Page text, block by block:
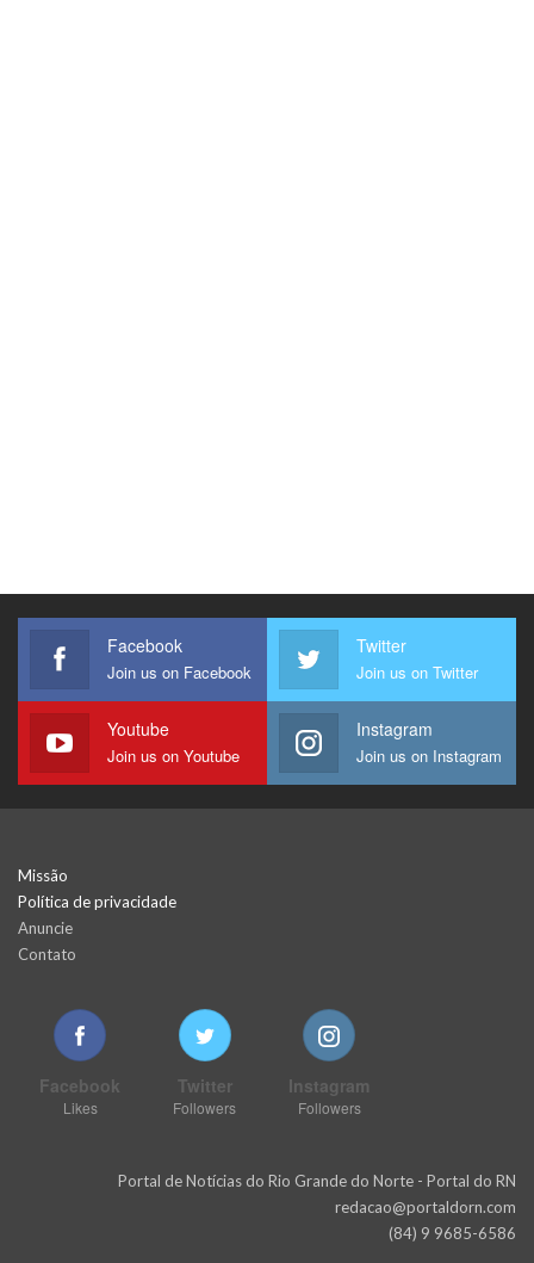
Facebook
Join us on Facebook
Twitter
Join us on Twitter
Youtube
Join us on Youtube
Instagram
Join us on Instagram
Missão
Política de privacidade
Anuncie
Contato
Facebook
Likes
Twitter
Followers
Instagram
Followers
Portal de Notícias do Rio Grande do Norte - Portal do RN
redacao@portaldorn.com
(84) 9 9685-6586